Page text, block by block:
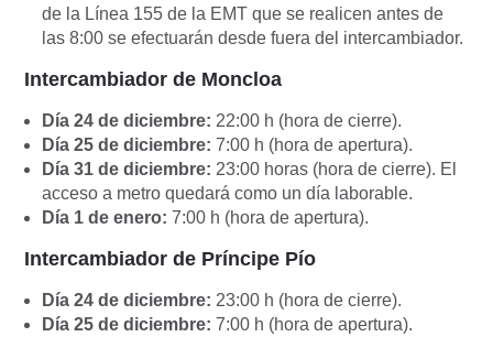
de la Línea 155 de la EMT que se realicen antes de
las 8:00 se efectuarán desde fuera del intercambiador.
Intercambiador de Moncloa
Día 24 de diciembre: 22:00 h (hora de cierre).
Día 25 de diciembre: 7:00 h (hora de apertura).
Día 31 de diciembre: 23:00 horas (hora de cierre). El
acceso a metro quedará como un día laborable.
Día 1 de enero: 7:00 h (hora de apertura).
Intercambiador de Príncipe Pío
Día 24 de diciembre: 23:00 h (hora de cierre).
Día 25 de diciembre: 7:00 h (hora de apertura).